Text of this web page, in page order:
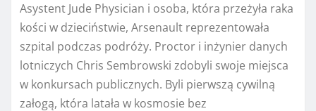
Asystent Jude Physician i osoba, która przeżyła raka
kości w dzieciństwie, Arsenault reprezentowała
szpital podczas podróży. Proctor i inżynier danych
lotniczych Chris Sembrowski zdobyli swoje miejsca
w konkursach publicznych. Byli pierwszą cywilną
załogą, która latała w kosmosie bez